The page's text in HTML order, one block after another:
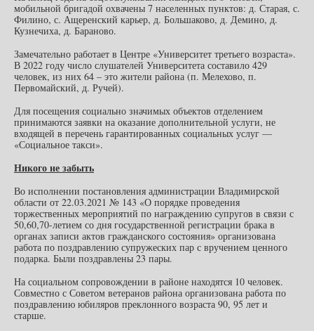
мобильной бригадой охвачены 7 населенных пунктов: д. Старая, с.
Филино, с. Ащеренский карьер, д. Большаково, д. Демино, д.
Кузнечиха, д. Бараново.
Замечательно работает в Центре «Университет третьего возраста».
В 2022 году число слушателей Университета составило 429
человек, из них 64 – это жители района (п. Мелехово, п.
Первомайский, д. Ручей).
Для посещения социально значимых объектов отделением
принимаются заявки на оказание дополнительной услуги, не
входящей в перечень гарантированных социальных услуг —
«Социальное такси».
Никого не забыть
Во исполнении постановления администрации Владимирской
области от 22.03.2021 № 143 «О порядке проведения
торжественных мероприятий по награждению супругов в связи с
50,60,70-летием со дня государственной регистрации брака в
органах записи актов гражданского состояния» организована
работа по поздравлению супружеских пар с вручением ценного
подарка. Были поздравлены 23 пары.
На социальном сопровождении в районе находятся 10 человек.
Совместно с Советом ветеранов района организована работа по
поздравлению юбиляров преклонного возраста 90, 95 лет и
старше.